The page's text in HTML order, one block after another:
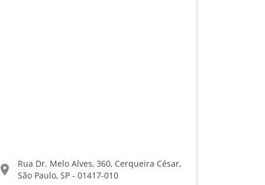
Rua Dr. Melo Alves, 360, Cerqueira César,
São Paulo, SP - 01417-010